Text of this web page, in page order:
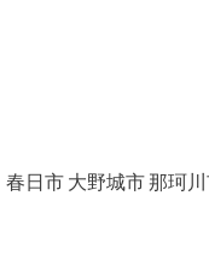
春日市 大野城市 那珂